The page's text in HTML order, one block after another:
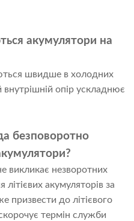
акумулятори на
швидше в холодних
опір ускладнює
безповоротно
викликає незворотних
акумуляторів за
призвести до літієвого
термін служби